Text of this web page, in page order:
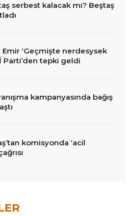
serbest kalacak mı? Beştaş
Emir ‘Geçmişte nerdesysek
Parti’den tepki geldi
kampanyasında bağış
komisyonda ‘acil